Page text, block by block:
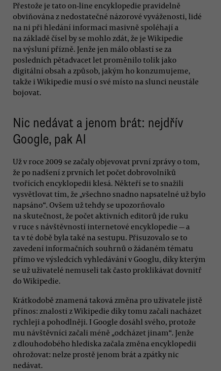
Přestože je tato on-line encyklopedie pravidelně
obviňována z nedostatečné názorové vyváženosti, lidé
na ni při hledání informací masivně spoléhají a
na základě čísel by se mohlo zdát, že je Wikipedie
na výsluní přízně. Jenže jen málo oblastí se za
posledních pětadvacet let proměnilo tolik jako
digitální obsah a způsob, jakým ho konzumujeme,
takže i Wikipedie musí o své místo na slunci neustále
bojovat.
Nic nedávat a jenom brát: nejdřív
Google, pak AI
Už v roce 2009 se začaly objevovat první zprávy o tom,
že po nadšení z prvních let počet dobrovolníků
tvořících encyklopedii klesá. Někteří se to snažili
vysvětlovat tím, že „všechno snadno napsatelné už bylo
napsáno“. Ovšem už tehdy se upozorňovalo
na skutečnost, že počet aktivních editorů jde ruku
v ruce s návštěvností internetové encyklopedie — a
ta v té době byla také na sestupu. Přisuzovalo se to
zavedení informačních souhrnů o žádaném tématu
přímo ve výsledcích vyhledávání v Googlu, díky kterým
se už uživatelé nemuseli tak často proklikávat dovnitř
do Wikipedie.
Krátkodobě znamená taková změna pro uživatele jistě
přínos: znalosti z Wikipedie díky tomu začali nacházet
rychleji a pohodlněji. I Google dosáhl svého, protože
mu návštěvníci začali méně „odcházet jinam“. Jenže
z dlouhodobého hlediska začala změna encyklopedii
ohrožovat: nelze prostě jenom brát a zpátky nic
nedávat.